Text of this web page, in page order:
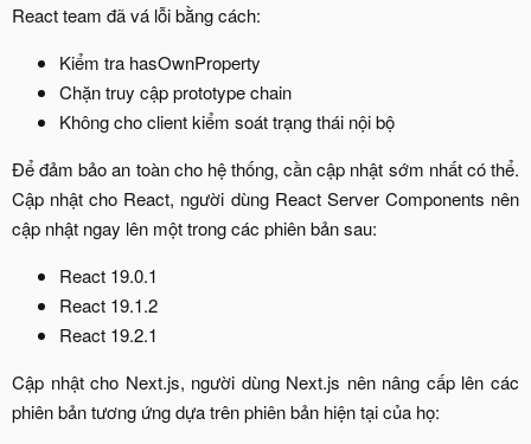
React team đã vá lỗi bằng cách:​
Kiểm tra hasOwnProperty​
Chặn truy cập prototype chain​
Không cho client kiểm soát trạng thái nội bộ​
Để đảm bảo an toàn cho hệ thống, cần cập nhật sớm nhất có thể.
Cập nhật cho React, người dùng React Server Components nên
cập nhật ngay lên một trong các phiên bản sau:​
React 19.0.1​
React 19.1.2​
React 19.2.1​
Cập nhật cho Next.js, người dùng Next.js nên nâng cấp lên các
phiên bản tương ứng dựa trên phiên bản hiện tại của họ:​